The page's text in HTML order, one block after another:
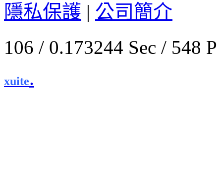
隱私保護 | 公司簡介
106 / 0.173244 Sec / 548
xuite.